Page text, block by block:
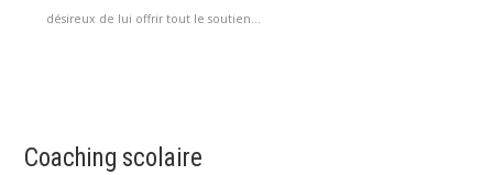
désireux de lui offrir tout le soutien...
Coaching scolaire